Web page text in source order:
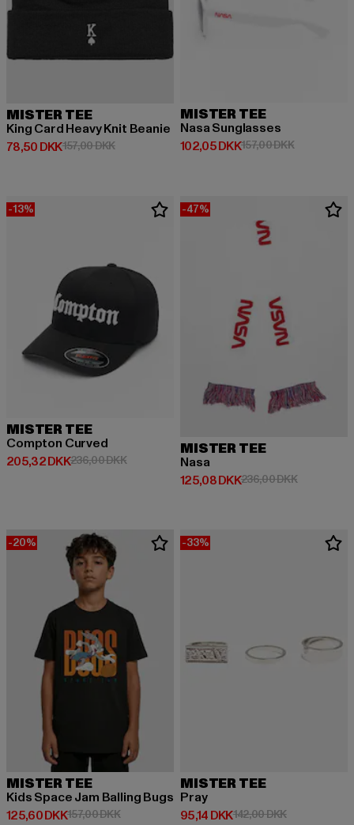
MISTER TEE
King Card Heavy Knit Beanie
78,50 DKK
Nuværende pris: 78,50 DKK
157,00 DKKKampagnepris: 157,00 DKK
MISTER TEE
Nasa Sunglasses
102,05 DKK
Nuværende pris: 102,05 DKK
157,00 DKK
-13%
MISTER TEE
Compton Curved
205,32 DKK
Nuværende pris: 205,32 DKK
236,00 DKKKampagnepris: 236,00 DKK
-47%
MISTER TEE
Nasa
125,08 DKK
Nuværende pris: 125,08 DKK
236,00 DKK
-20%
MISTER TEE
Kids Space Jam Balling Bugs
125,60 DKK
Nuværende pris: 125,60 DKK
157,00 DKKKampagnepris: 157,00 DKK
-33%
MISTER TEE
Pray
95,14 DKK
Nuværende pris: 95,14 DKK
142,00 DKK